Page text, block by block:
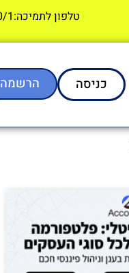
טלפון לתמיכה:02-6567050/1
כניסה הרשמה